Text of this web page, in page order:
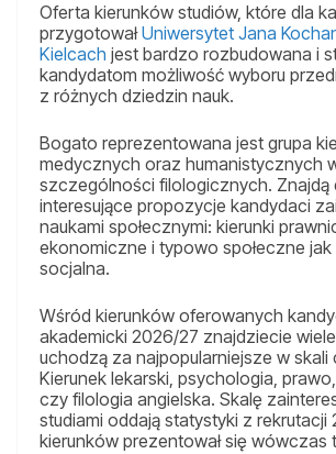
Oferta kierunków studiów, które dla
przygotowałUniwersytet Jana
Kielcach jest bardzo rozbudowana i
kandydatom możliwość wyboru
z różnych dziedzin nauk.
Bogato reprezentowana jest grupa
medycznych oraz humanistycznych
szczególności filologicznych. Znajdą
interesujące propozycje kandydaci
naukami społecznymi: kierunki
ekonomiczne i typowo społeczne
socjalna.
Wśród kierunków oferowanych
akademicki 2026/27 znajdziecie
uchodzą za najpopularniejsze w skali
Kierunek lekarski, psychologia,
czy filologia angielska. Skalę
studiami oddają statystyki z rekrutacji
kierunków prezentował się wówczas